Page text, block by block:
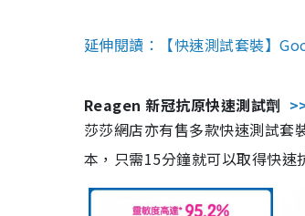
延伸閱讀：【快速測試套裝】
Reagen 新冠抗原快速測試劑
莎莎網店亦有售多款快速測試
本，只需15分鐘就可以取得快速